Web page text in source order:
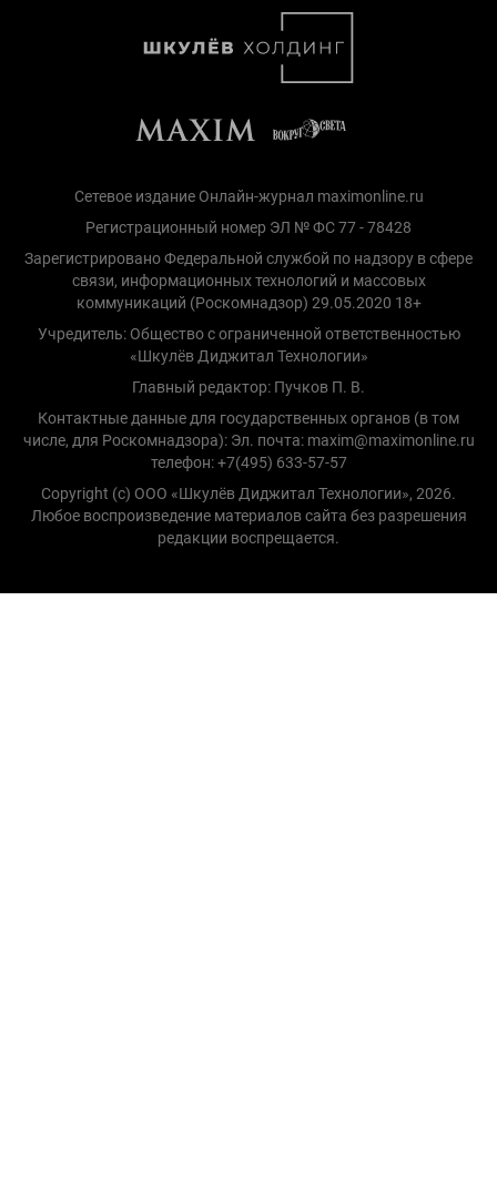
Сетевое издание Онлайн-журнал maximonline.ru
Регистрационный номер ЭЛ № ФС 77 - 78428
Зарегистрировано Федеральной службой по надзору в сфере
связи, информационных технологий и массовых
коммуникаций (Роскомнадзор) 29.05.2020 18+
Учредитель: Общество с ограниченной ответственностью
«Шкулёв Диджитал Технологии»
Главный редактор: Пучков П. В.
Контактные данные для государственных органов (в том
числе, для Роскомнадзора): Эл. почта: maxim@maximonline.ru
телефон: +7(495) 633-57-57
Copyright (с) ООО «Шкулёв Диджитал Технологии», 2026.
Любое воспроизведение материалов сайта без разрешения
редакции воспрещается.